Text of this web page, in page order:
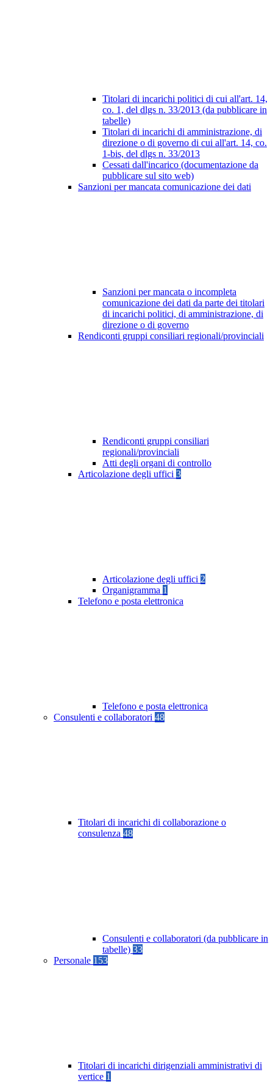
Titolari di incarichi politici di cui all'art. 14,
co. 1, del dlgs n. 33/2013 (da pubblicare in
tabelle)
Titolari di incarichi di amministrazione, di
direzione o di governo di cui all'art. 14, co.
1-bis, del dlgs n. 33/2013
Cessati dall'incarico (documentazione da
pubblicare sul sito web)
Sanzioni per mancata comunicazione dei dati
Sanzioni per mancata o incompleta
comunicazione dei dati da parte dei titolari
di incarichi politici, di amministrazione, di
direzione o di governo
Rendiconti gruppi consiliari regionali/provinciali
Rendiconti gruppi consiliari
regionali/provinciali
Atti degli organi di controllo
Articolazione degli uffici 3
Articolazione degli uffici 2
Organigramma 1
Telefono e posta elettronica
Telefono e posta elettronica
Consulenti e collaboratori 48
Titolari di incarichi di collaborazione o
consulenza 48
Consulenti e collaboratori (da pubblicare in
tabelle) 33
Personale 153
Titolari di incarichi dirigenziali amministrativi di
vertice 1